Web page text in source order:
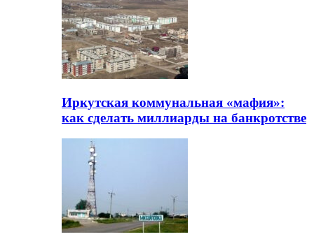
Иркутская коммунальная «мафия»:
как сделать миллиарды на банкротстве